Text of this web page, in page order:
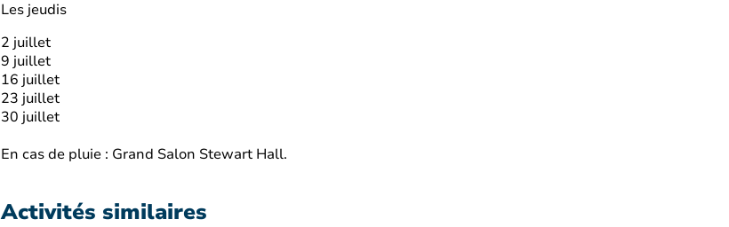
Les jeudis
2 juillet
9 juillet
16 juillet
23 juillet
30 juillet
En cas de pluie : Grand Salon Stewart Hall.
Activités similaires